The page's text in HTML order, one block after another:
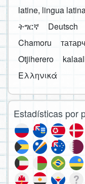
latine, lingua
ትግርኛ
Deutsch
Chamoru
Otjiherero
Ελληνικά
Estadísticas por